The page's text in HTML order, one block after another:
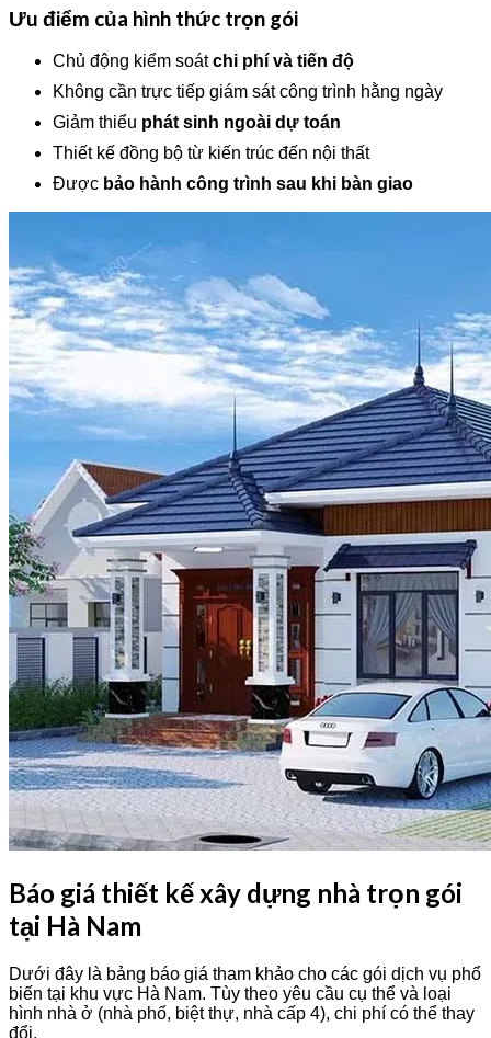
Ưu điểm của hình thức trọn gói
Chủ động kiểm soátchi phí và tiến độ
Không cần trực tiếp giám sát công trình hằng ngày
Giảm thiểu phát sinh ngoài dự toán
Thiết kế đồng bộ từ kiến trúc đến nội thất
Được bảo hành công trình sau khi bàn giao
Báo giá thiết kế xây dựng nhà trọn gói
tại Hà Nam
Dưới đây là bảng báo giá tham khảo cho các gói dịch vụ phổ
biến tại khu vực Hà Nam. Tùy theo yêu cầu cụ thể và loại
hình nhà ở (nhà phố, biệt thự, nhà cấp 4), chi phí có thể thay
đổi.